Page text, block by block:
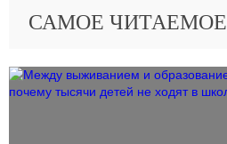
САМОЕ ЧИТАЕМОЕ